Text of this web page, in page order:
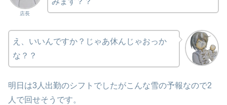
店長
え、いいんですか？じゃあ休んじゃおっか
な？？
明日は3人出勤のシフトでしたがこんな雪の予報なので2
人で回せそうです。